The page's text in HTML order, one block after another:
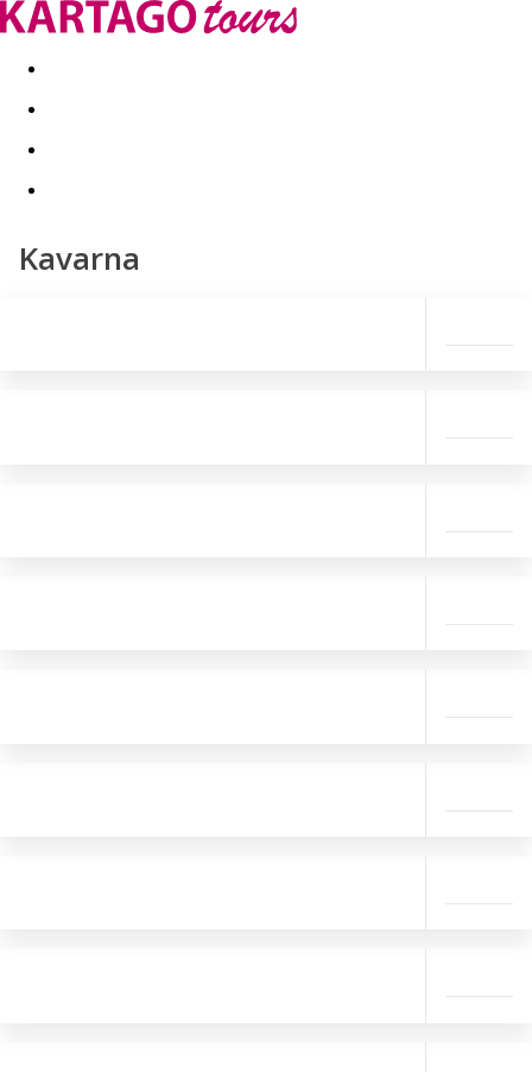
Last minute Dovolenkové kluby
Kavarna